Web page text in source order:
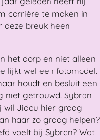
carrière te maken in
deze breuk heen
het dorp en niet alleen
lijkt wel een fotomodel.
houdt en besluit een
niet getrouwd. Sybran
wil Jidou hier graag
haar zo graag helpen?
voelt bij Sybran? Wat